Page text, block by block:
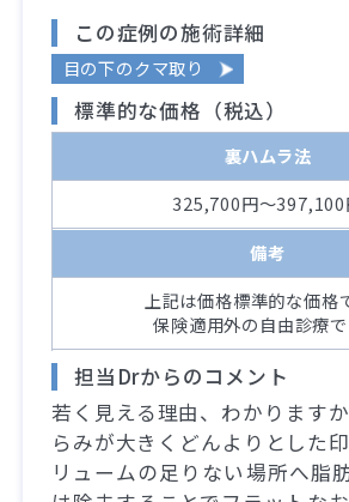
この症例の施術詳細
目の下のクマ取り
標準的な価格（税込）
裏ハムラ法
325,700円～397,100
備考
上記は価格標準的な価格
保険適用外の自由診療で
担当Drからのコメント
若く見える理由、わかります
らみが大きくどんよりとした
リュームの足りない場所へ脂